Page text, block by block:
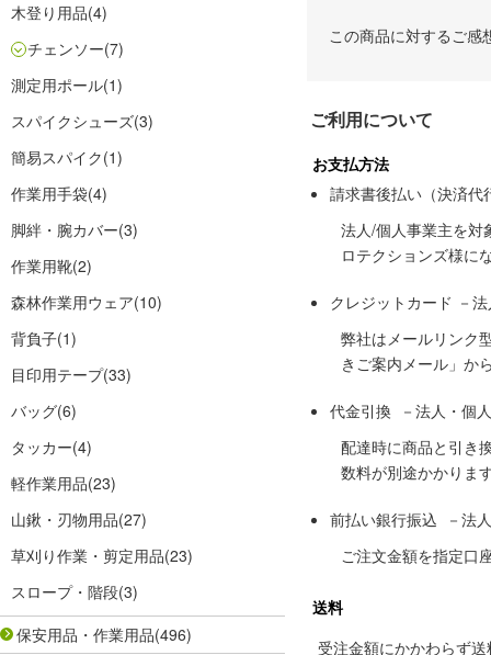
木登り用品(4)
チェンソー(7)
測定用ポール(1)
スパイクシューズ(3)
簡易スパイク(1)
作業用手袋(4)
脚絆・腕カバー(3)
作業用靴(2)
森林作業用ウェア(10)
背負子(1)
目印用テープ(33)
バッグ(6)
タッカー(4)
軽作業用品(23)
山鍬・刃物用品(27)
草刈り作業・剪定用品(23)
スロープ・階段(3)
保安用品・作業用品(496)
この商品に対するご感
ご利用について
お支払方法
請求書後払い（決済代
法人/個人事業主を対
ロテクションズ様に
クレジットカード －
弊社はメールリンク
きご案内メール」か
代金引換 －法人・個
配達時に商品と引き
数料が別途かかりま
前払い銀行振込 －法
ご注文金額を指定口
送料
受注金額にかかわらず